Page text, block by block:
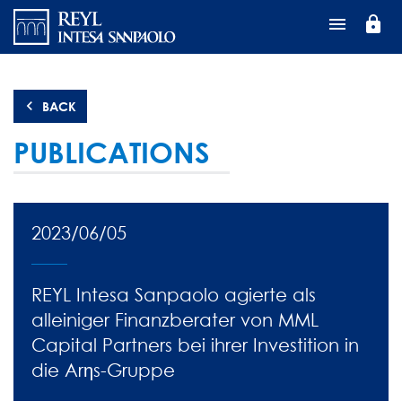
Direkt
zum
Inhalt
lock
BACK
PUBLICATIONS
2023/06/05
REYL Intesa Sanpaolo agierte als
alleiniger Finanzberater von MML
Capital Partners bei ihrer Investition in
die Arηs-Gruppe